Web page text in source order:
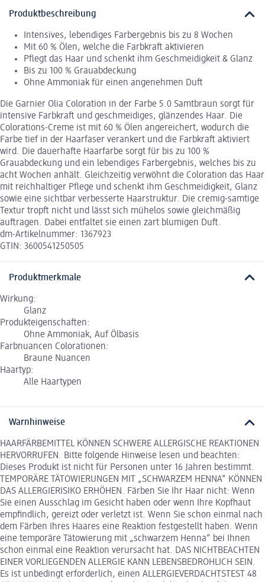
Produktbeschreibung
Intensives, lebendiges Farbergebnis bis zu 8 Wochen
Mit 60 % Ölen, welche die Farbkraft aktivieren
Pflegt das Haar und schenkt ihm Geschmeidigkeit & Glanz
Bis zu 100 % Grauabdeckung
Ohne Ammoniak für einen angenehmen Duft
Die Garnier Olia Coloration in der Farbe 5.0 Samtbraun sorgt für
intensive Farbkraft und geschmeidiges, glänzendes Haar. Die
Colorations-Creme ist mit 60 % Ölen angereichert, wodurch die
Farbe tief in der Haarfaser verankert und die Farbkraft aktiviert
wird. Die dauerhafte Haarfarbe sorgt für bis zu 100 %
Grauabdeckung und ein lebendiges Farbergebnis, welches bis zu
acht Wochen anhält. Gleichzeitig verwöhnt die Coloration das Haar
mit reichhaltiger Pflege und schenkt ihm Geschmeidigkeit, Glanz
sowie eine sichtbar verbesserte Haarstruktur. Die cremig-samtige
Textur tropft nicht und lässt sich mühelos sowie gleichmäßig
auftragen. Dabei entfaltet sie einen zart blumigen Duft.
dm-Artikelnummer: 1367923
GTIN: 3600541250505
Produktmerkmale
Wirkung:
Glanz
Produkteigenschaften:
Ohne Ammoniak, Auf Ölbasis
Farbnuancen Colorationen:
Braune Nuancen
Haartyp:
Alle Haartypen
Warnhinweise
HAARFÄRBEMITTEL KÖNNEN SCHWERE ALLERGISCHE REAKTIONEN
HERVORRUFEN. Bitte folgende Hinweise lesen und beachten:
Dieses Produkt ist nicht für Personen unter 16 Jahren bestimmt.
TEMPORÄRE TÄTOWIERUNGEN MIT „SCHWARZEM HENNA“ KÖNNEN
DAS ALLERGIERISIKO ERHÖHEN. Färben Sie Ihr Haar nicht: Wenn
Sie einen Ausschlag im Gesicht haben oder wenn Ihre Kopfhaut
empfindlich, gereizt oder verletzt ist. Wenn Sie schon einmal nach
dem Färben Ihres Haares eine Reaktion festgestellt haben. Wenn
eine temporäre Tätowierung mit „schwarzem Henna“ bei Ihnen
schon einmal eine Reaktion verursacht hat. DAS NICHTBEACHTEN
EINER VORLIEGENDEN ALLERGIE KANN LEBENSBEDROHLICH SEIN.
Es ist unbedingt erforderlich, einen ALLERGIEVERDACHTSTEST 48